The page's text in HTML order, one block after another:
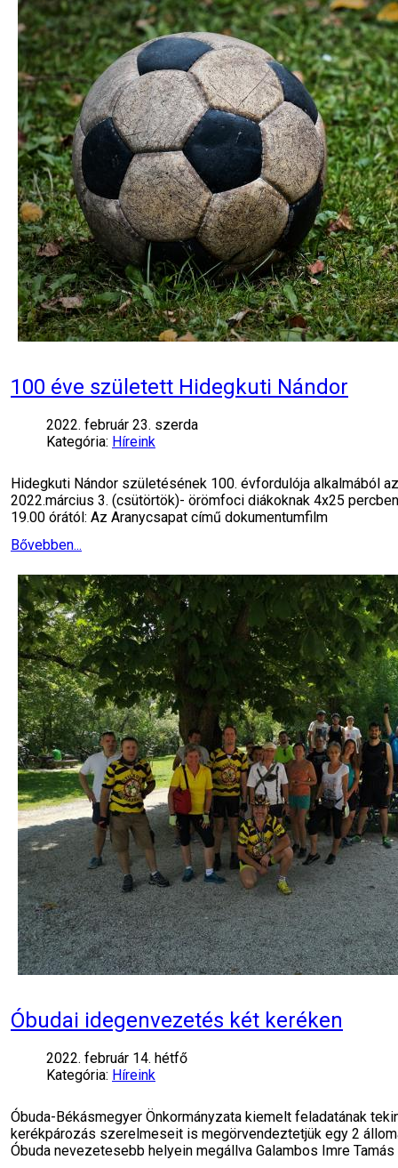
100 éve született Hidegkuti Nándor
2022. február 23. szerda
Kategória: Híreink
Hidegkuti Nándor születésének 100. évfordulója alkalmából
2022.március 3. (csütörtök)- örömfoci diákoknak 4x25
19.00 órától: Az Aranycsapat című dokumentumfilm
Bővebben...
Óbudai idegenvezetés két keréken
2022. február 14. hétfő
Kategória: Híreink
Óbuda-Békásmegyer Önkormányzata kiemelt feladatának
kerékpározás szerelmeseit is megörvendeztetjük egy 2
Óbuda nevezetesebb helyein megállva Galambos Imre